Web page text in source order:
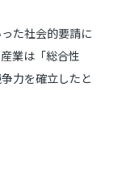
た社会的要請に
業は「総合性
力を確立したと